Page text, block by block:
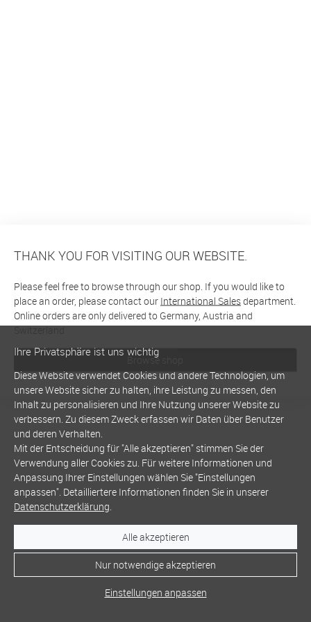
THANK YOU FOR VISITING OUR WEBSITE.
Please feel free to browse through our shop. If you would like to
place an order, please contact our International Salesdepartment.
Online orders are only delivered to Germany, Austria and
Switzerland
Browse shop
Ihre Privatsphäre ist uns wichtig
Diese Website verwendet Cookies und andere Technologien, um
unsere Website sicher zu halten, ihre Leistung zu messen, den
Inhalt zu personalisieren und Ihre Nutzung unserer Website zu
verbessern. Zu diesem Zweck erfassen wir Daten über Benutzer
und deren Verhalten.
Mit der Entscheidung für "Alle akzeptieren" stimmen Sie der
Verwendung aller Cookies zu. Für weitere Informationen und
Anpassung Ihrer Einstellungen wählen Sie "Einstellungen
anpassen". Detailliertere Informationen finden Sie in unserer
Datenschutzerklärung.
Alle akzeptieren
Nur notwendige akzeptieren
Einstellungen anpassen